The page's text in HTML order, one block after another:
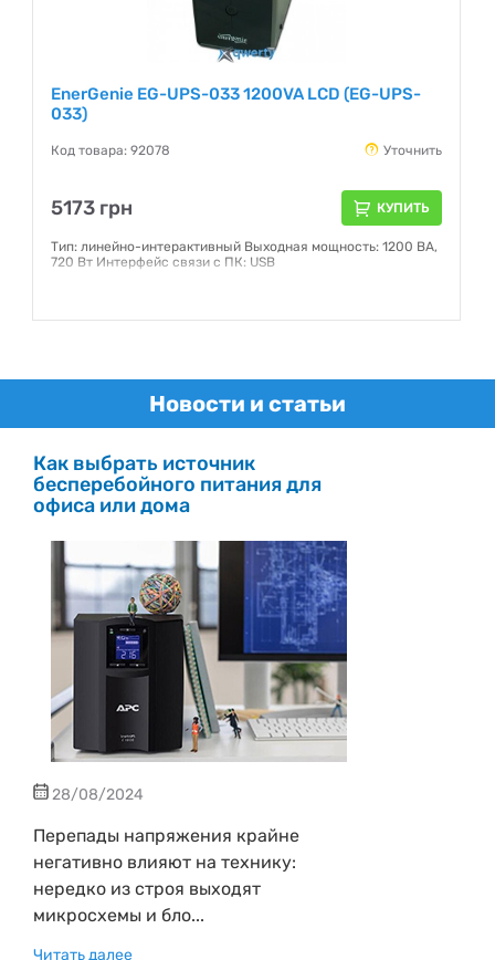
EnerGenie EG-UPS-033 1200VA LCD (EG-UPS-
033)
Код товара: 92078 Уточнить
5173 грн КУПИТЬ
Тип: линейно-интерактивный Выходная мощность: 1200 ВА,
720 Вт Интерфейс связи с ПК: USB
Новости и статьи
Как выбрать источник
бесперебойного питания для
офиса или дома
28/08/2024
Перепады напряжения крайне
негативно влияют на технику:
нередко из строя выходят
микросхемы и бло...
Читать далее